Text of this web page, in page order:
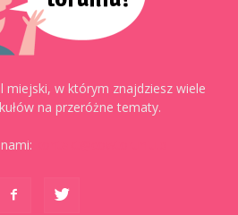
miejski, w którym znajdziesz wiele
na przeróżne tematy.